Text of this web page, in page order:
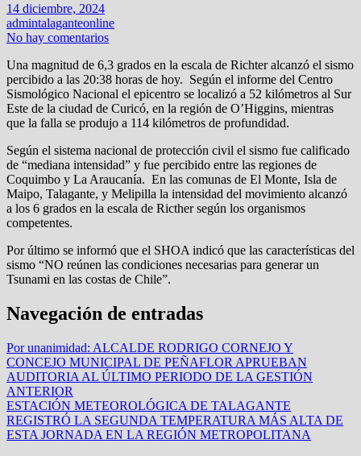
14 diciembre, 2024
admintalaganteonline
No hay comentarios
Una magnitud de 6,3 grados en la escala de Richter alcanzó el sismo
percibido a las 20:38 horas de hoy. Según el informe del Centro
Sismológico Nacional el epicentro se localizó a 52 kilómetros al Sur
Este de la ciudad de Curicó, en la región de O’Higgins, mientras
que la falla se produjo a 114 kilómetros de profundidad.
Según el sistema nacional de protección civil el sismo fue calificado
de “mediana intensidad” y fue percibido entre las regiones de
Coquimbo y La Araucanía. En las comunas de El Monte, Isla de
Maipo, Talagante, y Melipilla la intensidad del movimiento alcanzó
a los 6 grados en la escala de Ricther según los organismos
competentes.
Por último se informó que el SHOA indicó que las características del
sismo “NO reúnen las condiciones necesarias para generar un
Tsunami en las costas de Chile”.
Navegación de entradas
Por unanimidad: ALCALDE RODRIGO CORNEJO Y
CONCEJO MUNICIPAL DE PEÑAFLOR APRUEBAN
AUDITORIA AL ÚLTIMO PERIODO DE LA GESTIÓN
ANTERIOR
ESTACIÓN METEOROLÓGICA DE TALAGANTE
REGISTRÓ LA SEGUNDA TEMPERATURA MÁS ALTA DE
ESTA JORNADA EN LA REGIÓN METROPOLITANA